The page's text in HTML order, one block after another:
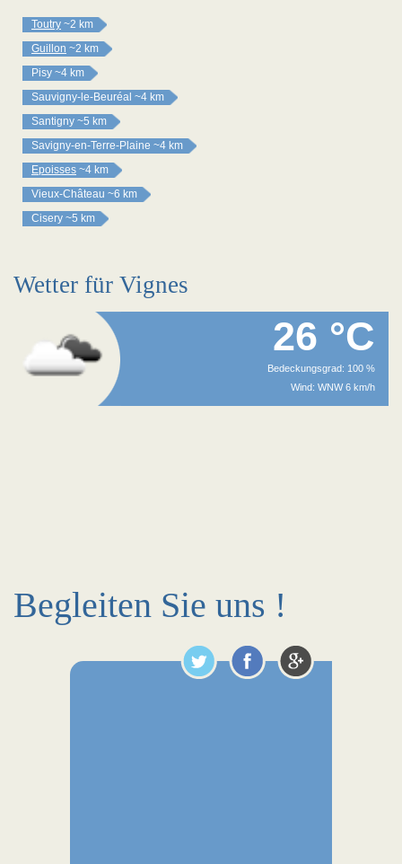
Toutry ~2 km
Guillon ~2 km
Pisy ~4 km
Sauvigny-le-Beuréal ~4 km
Santigny ~5 km
Savigny-en-Terre-Plaine ~4 km
Epoisses ~4 km
Vieux-Château ~6 km
Cisery ~5 km
Wetter für Vignes
26 °C
Bedeckungsgrad: 100 %
Wind: WNW 6 km/h
Begleiten Sie uns !